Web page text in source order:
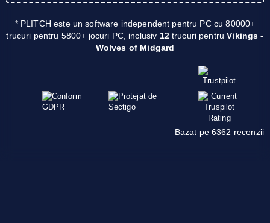
* PLITCH este un software independent pentru PC cu 80000+
trucuri pentru 5800+ jocuri PC, inclusiv 12trucuri pentruVikings -
Wolves of Midgard
Bazat pe 6362 recenzii